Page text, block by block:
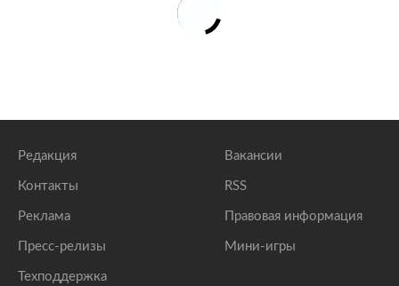
Редакция
Контакты
Реклама
Пресс-релизы
Техподдержка
Вакансии
RSS
Правовая информация
Мини-игры